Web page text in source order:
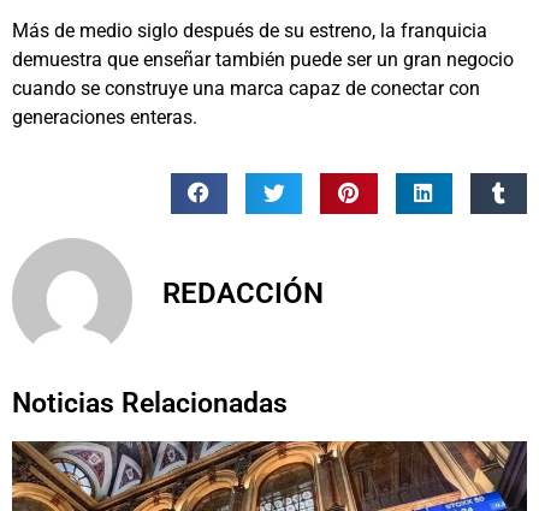
Más de medio siglo después de su estreno, la franquicia
demuestra que enseñar también puede ser un gran negocio
cuando se construye una marca capaz de conectar con
generaciones enteras.
REDACCIÓN
Noticias Relacionadas